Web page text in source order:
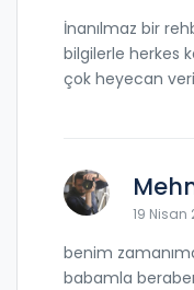
İnanılmaz bir
bilgilerle herkes
çok heyecan
19 Nisan
benim
babamla